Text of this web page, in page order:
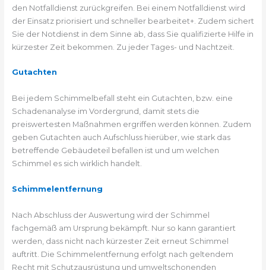
den Notfalldienst zurückgreifen. Bei einem Notfalldienst wird
der Einsatz priorisiert und schneller bearbeitet+. Zudem sichert
Sie der Notdienst in dem Sinne ab, dass Sie qualifizierte Hilfe in
kürzester Zeit bekommen. Zu jeder Tages- und Nachtzeit.
Gutachten
Bei jedem Schimmelbefall steht ein Gutachten, bzw. eine
Schadenanalyse im Vordergrund, damit stets die
preiswertesten Maßnahmen ergriffen werden können. Zudem
geben Gutachten auch Aufschluss hierüber, wie stark das
betreffende Gebäudeteil befallen ist und um welchen
Schimmel es sich wirklich handelt.
Schimmelentfernung
Nach Abschluss der Auswertung wird der Schimmel
fachgemäß am Ursprung bekämpft. Nur so kann garantiert
werden, dass nicht nach kürzester Zeit erneut Schimmel
auftritt. Die Schimmelentfernung erfolgt nach geltendem
Recht mit Schutzausrüstung und umweltschonenden